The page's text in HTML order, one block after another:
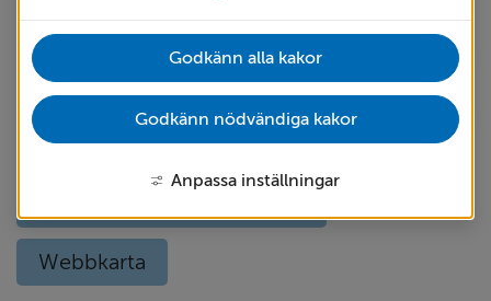
Godkänn alla kakor
Godkänn nödvändiga kakor
Anpassa inställningar
Behandling av personuppgifter
Om kakor Om webbplatsen
Språk (other languages) - translate
Webbkarta